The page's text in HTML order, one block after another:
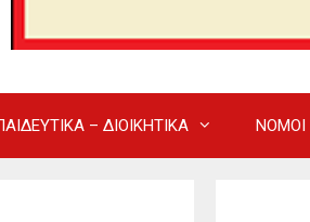
– ΔΙΟΙΚΗΤΙΚΑ ΝΟΜΟΙ